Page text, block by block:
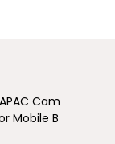
Cam
Mobile B